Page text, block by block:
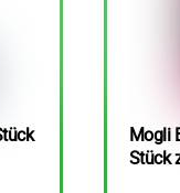
Mogli
Stück